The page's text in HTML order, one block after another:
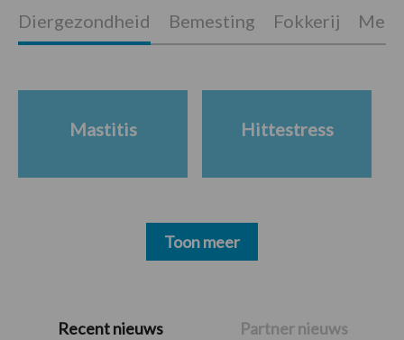
PrimaireRecent nieuws Partner nieuws
Diergezondheid Bemesting Fokkerij
Mastitis Hittestress
Toon meer